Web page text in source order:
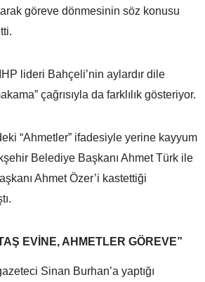
göreve dönmesinin söz konusu
lideri Bahçeli’nin aylardır dile
çağrısıyla da farklılık gösteriyor.
“Ahmetler” ifadesiyle yerine kayyum
Belediye Başkanı Ahmet Türk ile
Ahmet Özer’i kastettiği
EVİNE, AHMETLER GÖREVE”
Sinan Burhan’a yaptığı